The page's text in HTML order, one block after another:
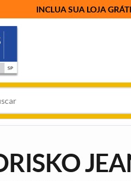
INCLUA SUA LOJA